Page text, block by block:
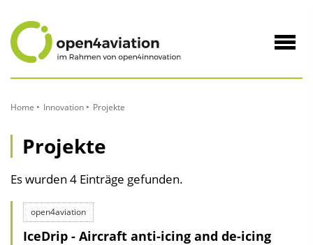
Inhalt
Home Innovation Projekte
Projekte
Es wurden 4 Einträge gefunden.
open4aviation
IceDrip - Aircraft anti-icing and de-icing